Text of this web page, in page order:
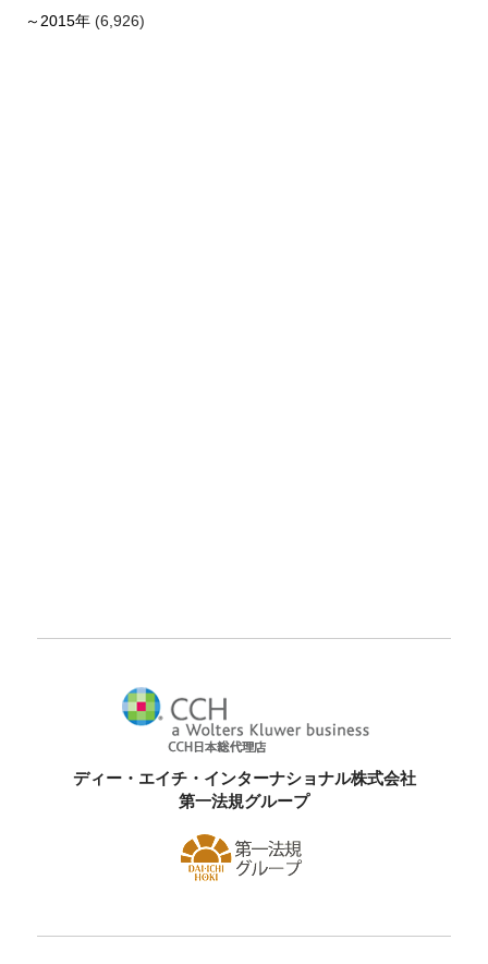
～2015年(6,926)
ディー・エイチ・インターナショナル株式会社
第一法規グループ